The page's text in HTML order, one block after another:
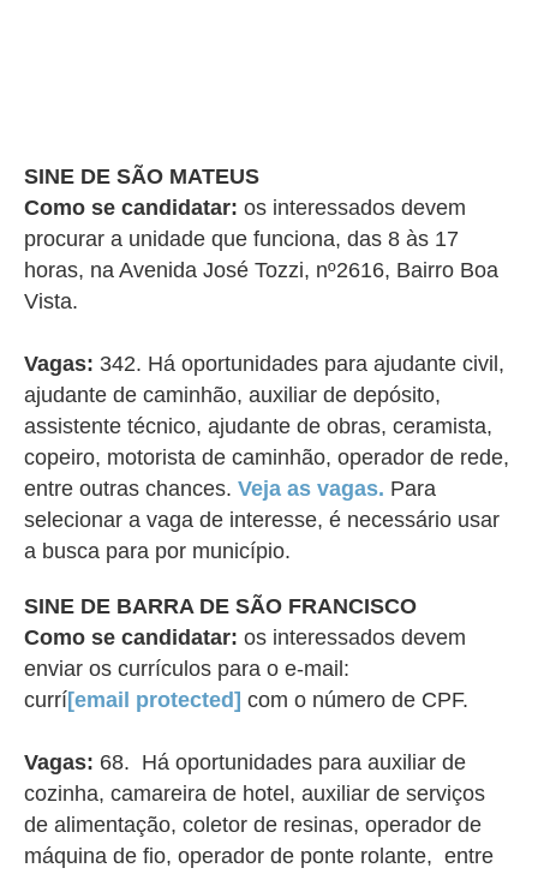
SINE DE SÃO MATEUS
Como se candidatar: os interessados devem
procurar a unidade que funciona, das 8 às 17
horas, na Avenida José Tozzi, nº2616, Bairro Boa
Vista.
Vagas: 342. Há oportunidades para ajudante civil,
ajudante de caminhão, auxiliar de depósito,
assistente técnico, ajudante de obras, ceramista,
copeiro, motorista de caminhão, operador de rede,
entre outras chances. Veja as vagas. Para
selecionar a vaga de interesse, é necessário usar
a busca para por município.
SINE DE BARRA DE SÃO FRANCISCO
Como se candidatar: os interessados devem
enviar os currículos para o e-mail:
currí [email protected] com o número de CPF.
Vagas: 68. Há oportunidades para auxiliar de
cozinha, camareira de hotel, auxiliar de serviços
de alimentação, coletor de resinas, operador de
máquina de fio, operador de ponte rolante, entre